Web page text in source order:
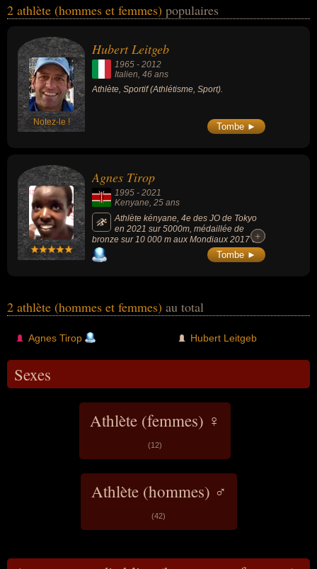
du sport, de l'assassinat, de la course à pied, de l'homicide, de
peuvent également avoir été sportif, coureur à pied, victime, victime
d'agression ou victime de meurtre. En ce qui concerne leurs
nationalités au moment de leurs morts, ils peuvent avoir été italien
ou kenyan par exemple.
2 athlète (hommes et femmes) populaires
Notez-le !
Hubert Leitgeb
1965 - 2012
Italien, 46 ans
Athlète, Sportif (Athlétisme, Sport).
Tombe ►
Agnes Tirop
1995 - 2021
Kenyane , 25 ans
Athlète kényane, 4e des JO de Tokyo
en 2021 sur 5000m, médaillée de
bronze sur 10 000 m aux Mondiaux 2017 et
2019, championne du monde de cross
country en 2015.
+
+
Tombe ►
2 athlète (hommes et femmes) au total
Agnes Tirop Hubert Leitgeb
Sexes
Athlète (femmes) ♀
(12)
Athlète (hommes) ♂
(42)